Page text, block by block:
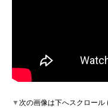
▼次の画像は下へスクロール